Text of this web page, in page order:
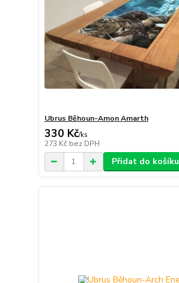
Ubrus Běhoun-Amon Amarth
330 Kč/ks
273 Kč bez DPH
Přidat do košíku